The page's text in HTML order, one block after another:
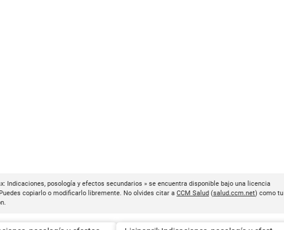
Indicaciones, posología y efectos secundarios » se encuentra disponible bajo una licencia
copiarlo o modificarlo libremente. No olvides citar a CCM Salud (salud.ccm.net) como tu